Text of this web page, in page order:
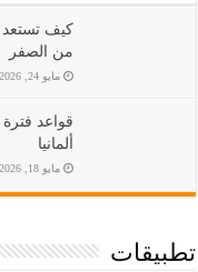
كيف تستعد
من الصفر
مايو 24, 2026
قواعد
ألمانيا
مايو 18, 2026
تطبيقات